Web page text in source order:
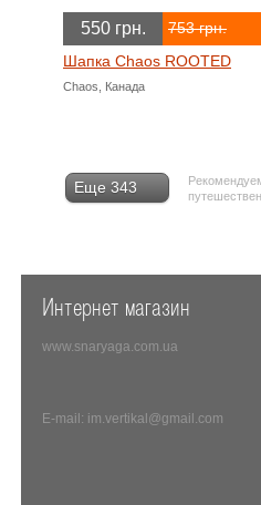
550 грн. 753 грн.
Шапка Chaos ROOTED
Chaos, Канада
Еще 343
Интернет магазин
www.snaryaga.com.ua
E-mail: im.vertikal@gmail.com